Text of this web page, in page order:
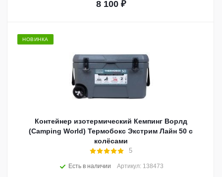
8 100₽
НОВИНКА
Контейнер изотермический Кемпинг Ворлд
(Camping World) Термобокс Экстрим Лайн 50 с
колёсами
5
Есть в наличии Артикул: 138473